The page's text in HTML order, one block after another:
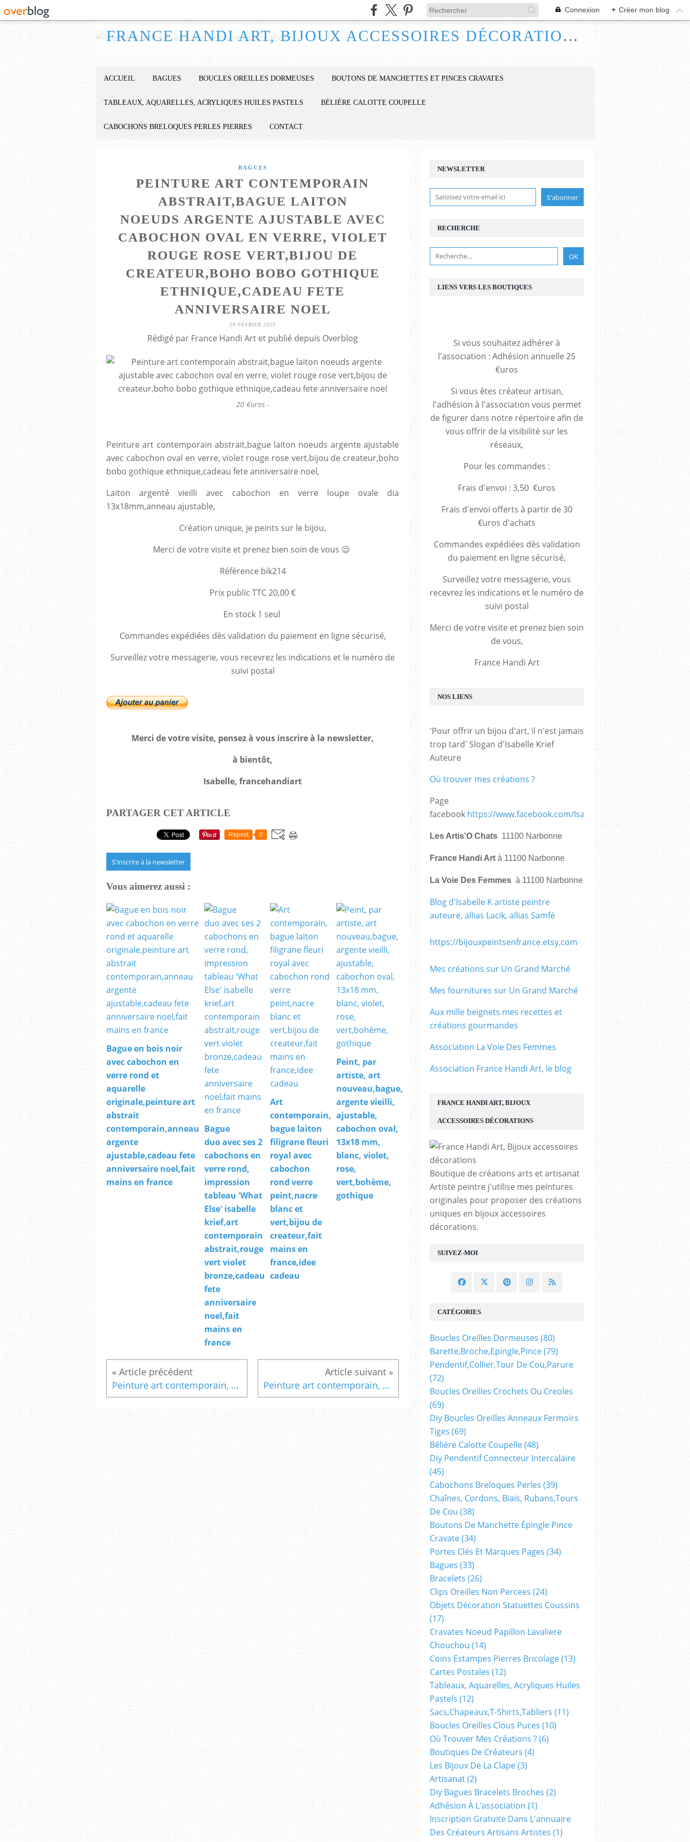
Connexion + Créer mon blog
FRANCE HANDI ART, BIJOUX ACCESSOIRES DÉCORATIONS
ACCUEIL BAGUES BOUCLES OREILLES DORMEUSES BOUTONS DE MANCHETTES ET PINCES CRAVATES
TABLEAUX, AQUARELLES, ACRYLIQUES HUILES PASTELS BÉLIÈRE CALOTTE COUPELLE
CABOCHONS BRELOQUES PERLES PIERRES CONTACT
BAGUES
PEINTURE ART CONTEMPORAIN
ABSTRAIT,BAGUE LAITON
NOEUDS ARGENTE AJUSTABLE AVEC
CABOCHON OVAL EN VERRE, VIOLET
ROUGE ROSE VERT,BIJOU DE
CREATEUR,BOHO BOBO GOTHIQUE
ETHNIQUE,CADEAU FETE
ANNIVERSAIRE NOEL
19 FÉVRIER 2025
Rédigé par France Handi Art et publié depuis Overblog
20 €uros -
Peinture art contemporain abstrait,bague laiton noeuds argente ajustable
avec cabochon oval en verre, violet rouge rose vert,bijou de createur,boho
bobo gothique ethnique,cadeau fete anniversaire noel,
Laiton argenté vieilli avec cabochon en verre loupe ovale dia
13x18mm,anneau ajustable,
Création unique, je peints sur le bijou,
Merci de votre visite et prenez bien soin de vous 😉
Référence bik214
Prix public TTC 20,00 €
En stock 1 seul
Commandes expédiées dès validation du paiement en ligne sécurisé,
Surveillez votre messagerie, vous recevrez les indications et le numéro de
suivi postal
Merci de votre visite, pensez à vous inscrire à la newsletter,
à bientôt,
Isabelle, francehandiart
PARTAGER CET ARTICLE
Repost 0
S'inscrire à la newsletter
Vous aimerez aussi :
Bague en bois noir
avec cabochon en
verre rond et
aquarelle
originale,peinture art
abstrait
contemporain,anneau
argente
ajustable,cadeau fete
anniversaire noel,fait
mains en france
Bague
duo avec ses 2
cabochons en
verre rond,
impression
tableau 'What
Else' isabelle
krief,art
contemporain
abstrait,rouge
vert violet
bronze,cadeau
fete
anniversaire
noel,fait
mains en
france
Art
contemporain,
bague laiton
filigrane fleuri
royal avec
cabochon
rond verre
peint,nacre
blanc et
vert,bijou de
createur,fait
mains en
france,idee
cadeau
Peint, par
artiste, art
nouveau,bague,
argente vieilli,
ajustable,
cabochon oval,
13x18 mm,
blanc, violet,
rose,
vert,bohème,
gothique
Peinture art contemporain, bague argente vieilli avec cabochon en verre oval rose orange violet bleu vert jaune, arabesques noeuds mignons, boho bobo gothique feerique fantastique, bijou de createur, fait mains en france Peinture art contemporain, bague bronze vieilli avec cabochon en verre oval bleu rouge orange violet gris, boho bobo gothique feerique fantastique, bijou de createur, fait mains en france
NEWSLETTER
SUIVEZ-MOI
RECHERCHE
FRANCE HANDI ART, BIJOUX
ACCESSOIRES DÉCORATIONS
Boutique de créations arts et artisanat
Artiste peintre j'utilise mes peintures
originales pour proposer des créations
uniques en bijoux accessoires
décorations.
CATÉGORIES
Boucles Oreilles Dormeuses (80)
Barette,broche,epingle,pince(79)
Pendentif,collier,tour De Cou,parure
(72)
Boucles Oreilles Crochets Ou Creoles
(69)
Diy Boucles Oreilles Anneaux Fermoirs
Tiges (69)
Bélière Calotte Coupelle(48)
Diy Pendentif Connecteur Intercalaire
(45)
Cabochons Breloques Perles (39)
Chaînes, Cordons, Biais, Rubans,tours
De Cou (38)
Boutons De Manchette Épingle Pince
Cravate(34)
Portes Clés Et Marques Pages (34)
Bagues (33)
Bracelets (26)
Clips Oreilles Non Percees (24)
Objets Décoration Statuettes Coussins
(17)
Cravates Noeud Papillon Lavaliere
Chouchou (14)
Coins Estampes Pierres Bricolage(13)
Cartes Postales (12)
Tableaux, Aquarelles, Acryliques Huiles
Pastels (12)
Sacs,chapeaux,t-Shirts,tabliers (11)
Boucles Oreilles Clous Puces (10)
Où Trouver Mes Créations ?(6)
Boutiques De Créateurs (4)
Les Bijoux De La Clape(3)
Artisanat(2)
Diy Bagues Bracelets Broches (2)
Adhésion À L'association (1)
Inscription Gratuite Dans L'annuaire
Des Créateurs Artisans Artistes (1)
LIENS VERS LES BOUTIQUES
Si vous souhaitez adhérer à
l'association : Adhésion annuelle 25
€uros
Si vous êtes créateur artisan,
l'adhésion à l'association vous permet
de figurer dans notre répertoire afin de
vous offrir de la visibilité sur les
réseaux,
Pour les commandes :
Frais d'envoi : 3,50 €uros
Frais d'envoi offerts à partir de 30
€uros d'achats
Commandes expédiées dès validation
du paiement en ligne sécurisé,
Surveillez votre messagerie, vous
recevrez les indications et le numéro de
suivi postal
Merci de votre visite et prenez bien soin
de vous,
France Handi Art
NOS LIENS
'Pour offrir un bijou d'art, il n'est jamais
trop tard' Slogan d'Isabelle Krief
Auteure
Où trouver mes créations ?
Page
facebook https://www.facebook.com/IsabelleKrief.ArtistePeintre/
Les Artis'O Chats 11100 Narbonne
France Handi Art à 11100 Narbonne
La Voie Des Femmes à 11100 Narbonne
Blog d'Isabelle K artiste peintre
auteure, allias Lacik, allias Samfé
https://bijouxpeintsenfrance.etsy.com
Mes créations sur Un Grand Marché
Mes fournitures sur Un Grand Marché
Aux mille beignets mes recettes et
créations gourmandes
Association La Voie Des Femmes
Association France Handi Art, le blog